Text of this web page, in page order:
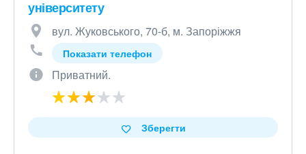
університету
вул. Жуковського, 70-б, м. Запоріжжя
Показати телефон
Приватний.
Зберегти